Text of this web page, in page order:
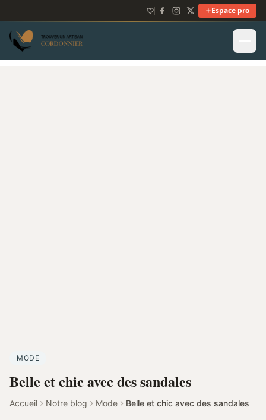
Espace pro
MODE
Belle et chic avec des sandales
Accueil Notre blog Mode Belle et chic avec des sandales